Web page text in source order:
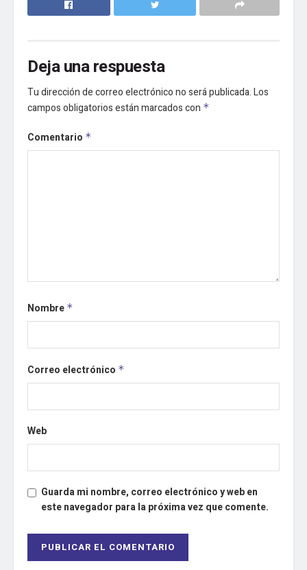
Deja una respuesta
Tu dirección de correo electrónico no será publicada.Los
campos obligatorios están marcados con *
Comentario *
Nombre *
Correo electrónico *
Web
Guarda mi nombre, correo electrónico y web en
este navegador para la próxima vez que comente.